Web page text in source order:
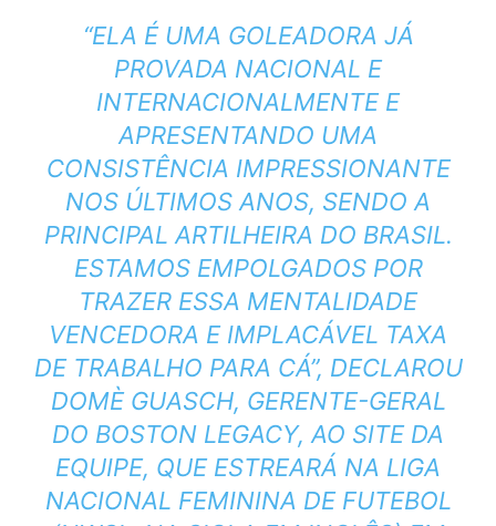
“ELA É UMA GOLEADORA JÁ
PROVADA NACIONAL E
INTERNACIONALMENTE E
APRESENTANDO UMA
CONSISTÊNCIA IMPRESSIONANTE
NOS ÚLTIMOS ANOS, SENDO A
PRINCIPAL ARTILHEIRA DO BRASIL.
ESTAMOS EMPOLGADOS POR
TRAZER ESSA MENTALIDADE
VENCEDORA E IMPLACÁVEL TAXA
DE TRABALHO PARA CÁ”, DECLAROU
DOMÈ GUASCH, GERENTE-GERAL
DO BOSTON LEGACY, AO SITEDA
EQUIPE, QUE ESTREARÁ NA LIGA
NACIONAL FEMININA DE FUTEBOL